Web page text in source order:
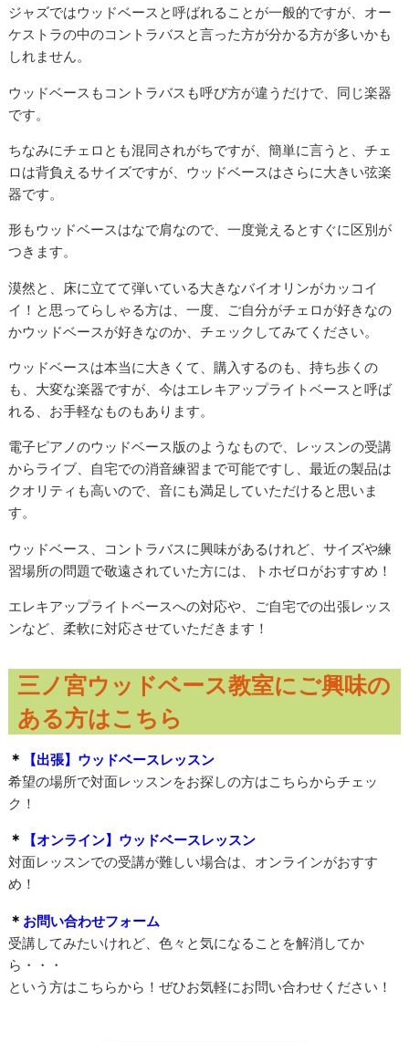
ジャズではウッドベースと呼ばれることが一般的ですが、オー
ケストラの中のコントラバスと言った方が分かる方が多いかも
しれません。
ウッドベースもコントラバスも呼び方が違うだけで、同じ楽器
です。
ちなみにチェロとも混同されがちですが、簡単に言うと、チェ
ロは背負えるサイズですが、ウッドベースはさらに大きい弦楽
器です。
形もウッドベースはなで肩なので、一度覚えるとすぐに区別が
つきます。
漠然と、床に立てて弾いている大きなバイオリンがカッコイ
イ！と思ってらしゃる方は、一度、ご自分がチェロが好きなの
かウッドベースが好きなのか、チェックしてみてください。
ウッドベースは本当に大きくて、購入するのも、持ち歩くの
も、大変な楽器ですが、今はエレキアップライトベースと呼ば
れる、お手軽なものもあります。
電子ピアノのウッドベース版のようなもので、レッスンの受講
からライブ、自宅での消音練習まで可能ですし、最近の製品は
クオリティも高いので、音にも満足していただけると思いま
す。
ウッドベース、コントラバスに興味があるけれど、サイズや練
習場所の問題で敬遠されていた方には、トホゼロがおすすめ！
エレキアップライトベースへの対応や、ご自宅での出張レッス
ンなど、柔軟に対応させていただきます！
三ノ宮ウッドベース教室にご興味の
ある方はこちら
＊
【出張】ウッドベースレッスン
希望の場所で対面レッスンをお探しの方はこちらからチェッ
ク！
＊
【オンライン】ウッドベースレッスン
対面レッスンでの受講が難しい場合は、オンラインがおすす
め！
＊ お問い合わせフォーム
受講してみたいけれど、色々と気になることを解消してか
ら・・・
という方はこちらから！ぜひお気軽にお問い合わせください！